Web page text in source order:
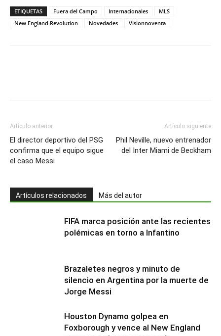
ETIQUETAS Fuera del Campo Internacionales
MLS
New England Revolution
Novedades Visionnoventa
Artículo anterior
El director deportivo del PSG
confirma que el equipo sigue
el caso Messi
Artículo siguiente
Phil Neville, nuevo entrenador
del Inter Miami de Beckham
Artículos relacionados Más del autor
FIFA marca posición ante las recientes
polémicas en torno a Infantino
Brazaletes negros y minuto de
silencio en Argentina por la muerte de
Jorge Messi
Houston Dynamo golpea en
Foxborough y vence al New England